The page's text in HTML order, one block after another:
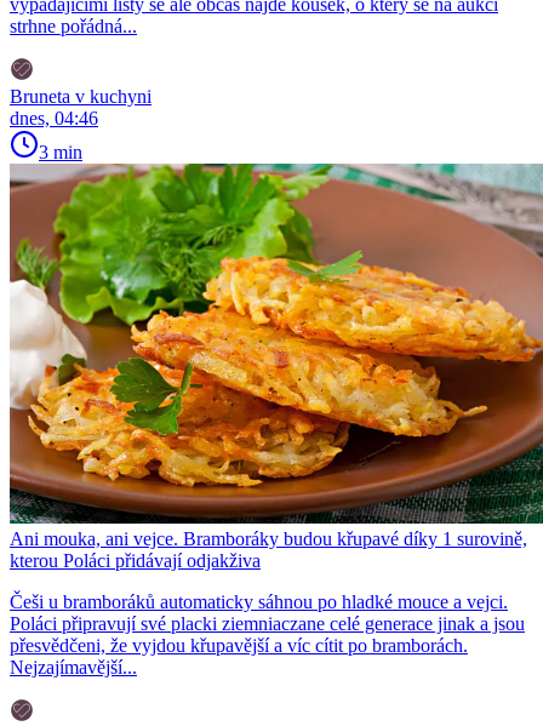
strhne pořádná...
Bruneta v kuchyni
dnes, 04:46
3 min
Ani mouka, ani vejce. Bramboráky budou křupavé díky 1 surovině,
kterou Poláci přidávají odjakživa
Češi u bramboráků automaticky sáhnou po hladké mouce a vejci.
Poláci připravují své placki ziemniaczane celé generace jinak a jsou
přesvědčeni, že vyjdou křupavější a víc cítit po bramborách.
Nejzajímavější...